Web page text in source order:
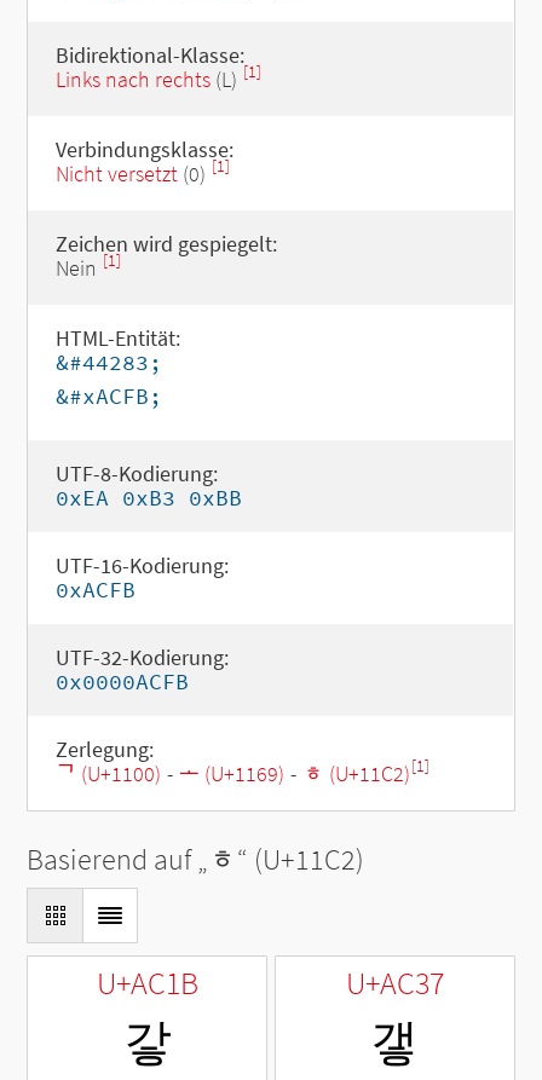
Bidirektional-Klasse:
Links nach rechts(L) [1]
Verbindungsklasse:
Nicht versetzt(0) [1]
Zeichen wird gespiegelt:
Nein [1]
HTML-Entität:
&#44283;
&#xACFB;
UTF-8-Kodierung:
0xEA 0xB3 0xBB
UTF-16-Kodierung:
0xACFB
UTF-32-Kodierung:
0x0000ACFB
Zerlegung:
ᄀ (U+1100) - ᅩ (U+1169) - ᇂ (U+11C2)[1]
Basierend auf „ ᇂ “ (U+11C2)
U+AC1B
갛
U+AC37
갷